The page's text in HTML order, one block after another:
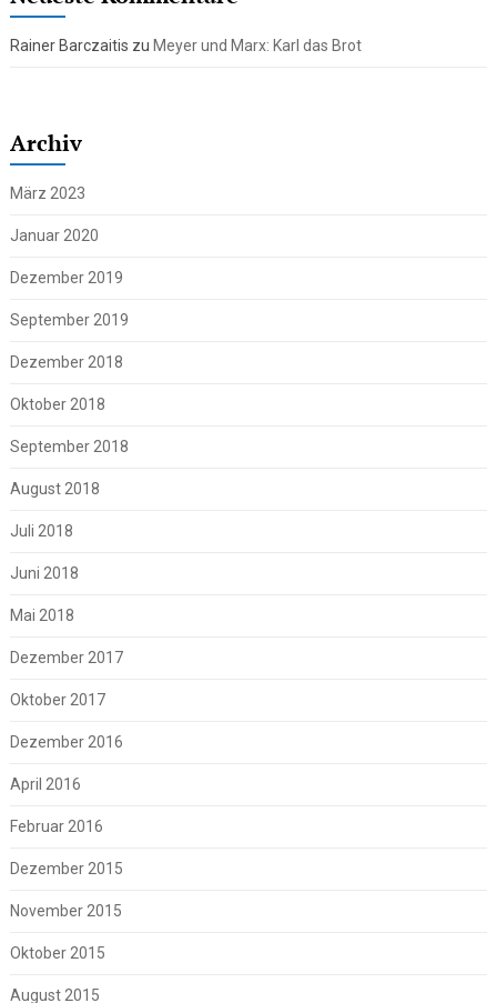
Rainer Barczaitis zu Meyer und Marx: Karl das Brot
Archiv
März 2023
Januar 2020
Dezember 2019
September 2019
Dezember 2018
Oktober 2018
September 2018
August 2018
Juli 2018
Juni 2018
Mai 2018
Dezember 2017
Oktober 2017
Dezember 2016
April 2016
Februar 2016
Dezember 2015
November 2015
Oktober 2015
August 2015